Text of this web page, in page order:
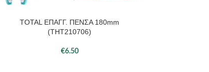
ΠΡΟΣΘΉΚΗ ΣΤΟ ΚΑΛΆΘΙ
TOTAL ΕΠΑΓΓ. ΠΕΝΣΑ 180mm
(THT210706)
€6.50